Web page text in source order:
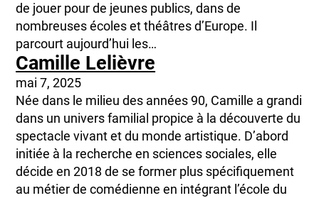
de jouer pour de jeunes publics, dans de
nombreuses écoles et théâtres d’Europe. Il
parcourt aujourd’hui les…
Camille Lelièvre
mai 7, 2025
Née dans le milieu des années 90, Camille a grandi
dans un univers familial propice à la découverte du
spectacle vivant et du monde artistique. D’abord
initiée à la recherche en sciences sociales, elle
décide en 2018 de se former plus spécifiquement
au métier de comédienne en intégrant l’école du